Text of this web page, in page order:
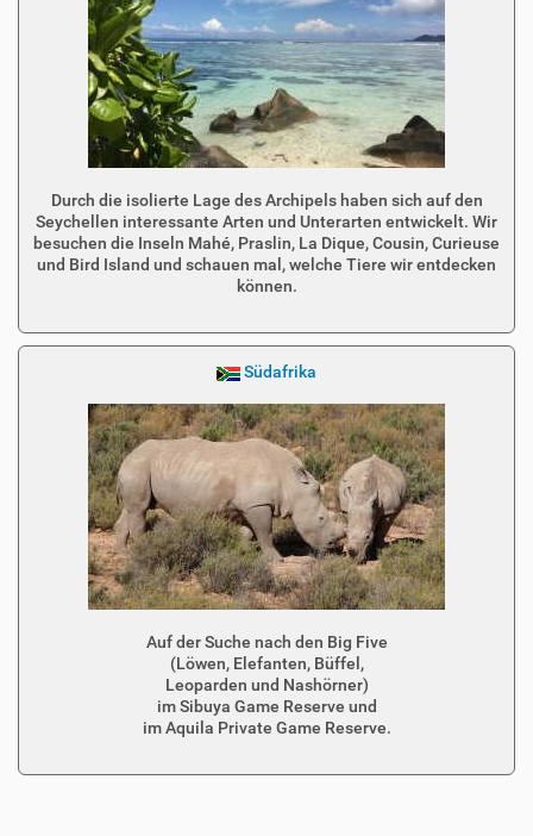
Durch die isolierte Lage des Archipels haben sich auf den
Seychellen interessante Arten und Unterarten entwickelt. Wir
besuchen die Inseln Mahé, Praslin, La Dique, Cousin, Curieuse
und Bird Island und schauen mal, welche Tiere wir entdecken
können.
Südafrika
Auf der Suche nach den Big Five
(Löwen, Elefanten, Büffel,
Leoparden und Nashörner)
im Sibuya Game Reserve und
im Aquila Private Game Reserve.